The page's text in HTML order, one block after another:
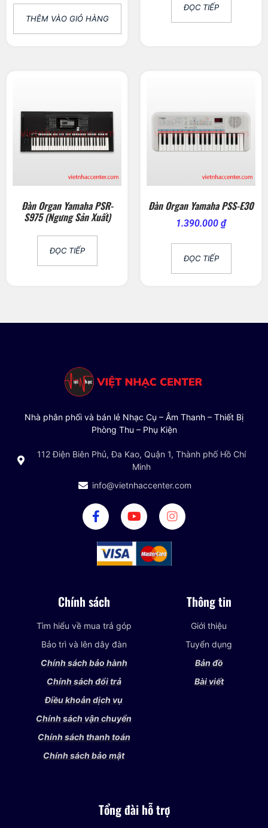
THÊM VÀO GIỎ HÀNG
ĐỌC TIẾP
Đàn Organ Yamaha PSR-
S975 (Ngưng Sản Xuất)
ĐỌC TIẾP
Đàn Organ Yamaha PSS-E30
1.390.000 ₫
ĐỌC TIẾP
Nhà phân phối và bán lẻ Nhạc Cụ – Âm Thanh – Thiết Bị
Phòng Thu – Phụ Kiện
112 Điện Biên Phủ, Đa Kao, Quận 1, Thành phố Hồ Chí
Minh
info@vietnhaccenter.com
Chính sách
Tìm hiểu về mua trả góp
Bảo trì và lên dây đàn
Chính sách bảo hành
Chính sách đổi trả
Điều khoản dịch vụ
Chính sách vận chuyển
Chính sách thanh toán
Chính sách bảo mật
Thông tin
Giới thiệu
Tuyển dụng
Bản đồ
Bài viết
Tổng đài hỗ trợ